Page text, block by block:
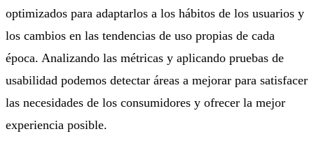
optimizados para adaptarlos a los hábitos de los usuarios y
los cambios en las tendencias de uso propias de cada
época. Analizando las métricas y aplicando pruebas de
usabilidad podemos detectar áreas a mejorar para satisfacer
las necesidades de los consumidores y ofrecer la mejor
experiencia posible.